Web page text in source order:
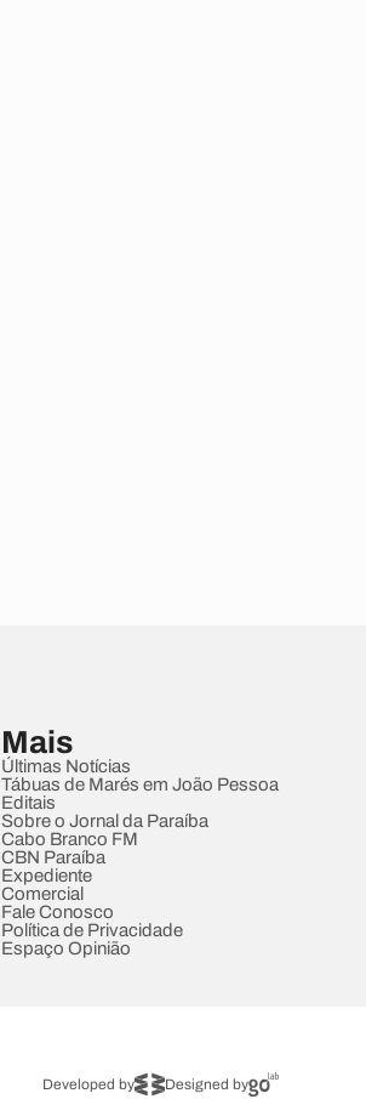
Mais
Últimas Notícias
Tábuas de Marés em João Pessoa
Editais
Sobre o Jornal da Paraíba
Cabo Branco FM
CBN Paraíba
Expediente
Comercial
Fale Conosco
Política de Privacidade
Espaço Opinião
Developed by Designed by